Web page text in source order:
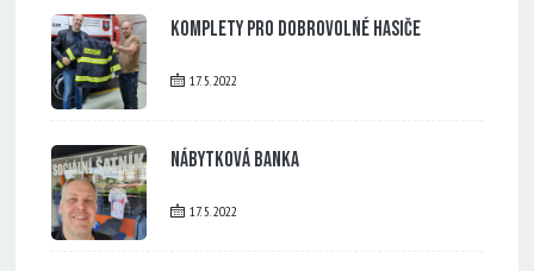
Komplety pro dobrovolné hasiče
17. 5. 2022
Nábytková banka
17. 5. 2022